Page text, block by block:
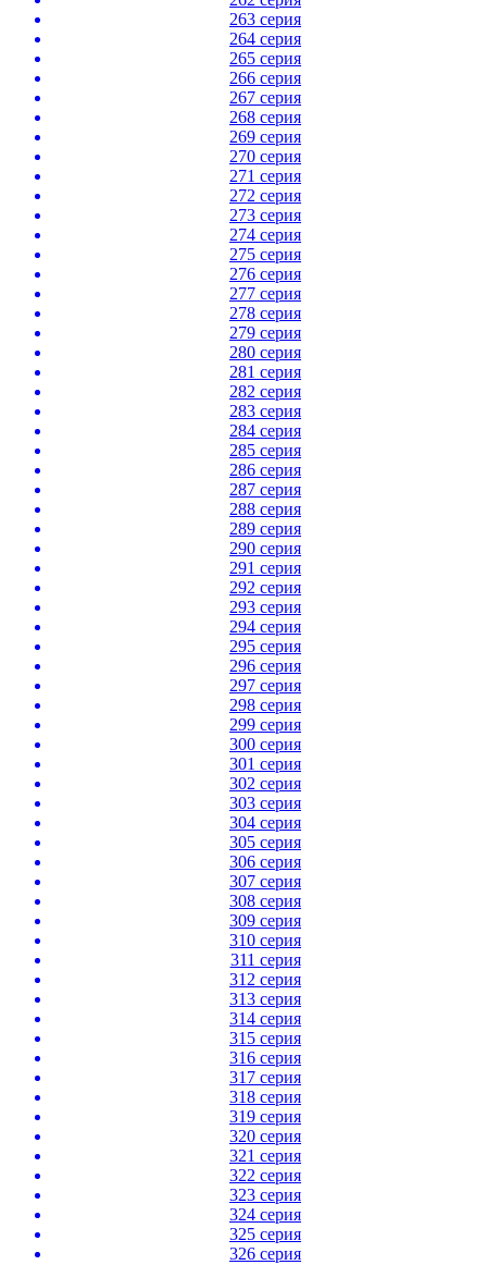
263 серия
264 серия
265 серия
266 серия
267 серия
268 серия
269 серия
270 серия
271 серия
272 серия
273 серия
274 серия
275 серия
276 серия
277 серия
278 серия
279 серия
280 серия
281 серия
282 серия
283 серия
284 серия
285 серия
286 серия
287 серия
288 серия
289 серия
290 серия
291 серия
292 серия
293 серия
294 серия
295 серия
296 серия
297 серия
298 серия
299 серия
300 серия
301 серия
302 серия
303 серия
304 серия
305 серия
306 серия
307 серия
308 серия
309 серия
310 серия
311 серия
312 серия
313 серия
314 серия
315 серия
316 серия
317 серия
318 серия
319 серия
320 серия
321 серия
322 серия
323 серия
324 серия
325 серия
326 серия